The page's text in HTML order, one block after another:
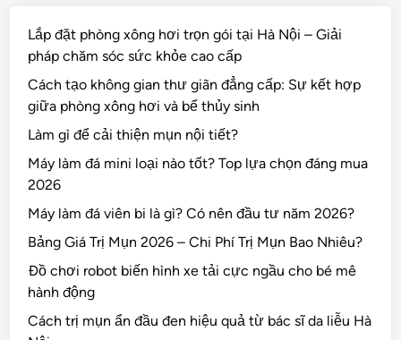
Lắp đặt phòng xông hơi trọn gói tại Hà Nội – Giải
pháp chăm sóc sức khỏe cao cấp
Cách tạo không gian thư giãn đẳng cấp: Sự kết hợp
giữa phòng xông hơi và bể thủy sinh
Làm gì để cải thiện mụn nội tiết?
Máy làm đá mini loại nào tốt? Top lựa chọn đáng mua
2026
Máy làm đá viên bi là gì? Có nên đầu tư năm 2026?
Bảng Giá Trị Mụn 2026 – Chi Phí Trị Mụn Bao Nhiêu?
Đồ chơi robot biến hình xe tải cực ngầu cho bé mê
hành động
Cách trị mụn ẩn đầu đen hiệu quả từ bác sĩ da liễu Hà